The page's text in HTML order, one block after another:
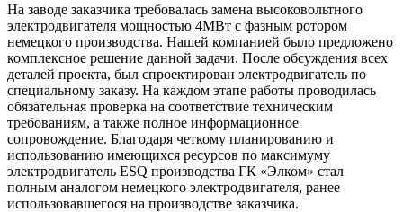
На заводе заказчика требовалась замена высоковольтного
электродвигателя мощностью 4МВт с фазным ротором
немецкого производства. Нашей компанией было предложено
комплексное решение данной задачи. После обсуждения всех
деталей проекта, был спроектирован электродвигатель по
специальному заказу. На каждом этапе работы проводилась
обязательная проверка на соответствие техническим
требованиям, а также полное информационное
сопровождение. Благодаря четкому планированию и
использованию имеющихся ресурсов по максимуму
электродвигатель ESQ производства ГК «Элком» стал
полным аналогом немецкого электродвигателя, ранее
использовавшегося на производстве заказчика.